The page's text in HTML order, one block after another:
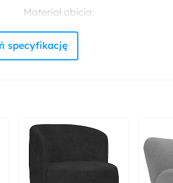
Materiał obicia:
Pianka poliuretanowa
Materiał stelaża:
Wyprodukowano w Polsce
Tak